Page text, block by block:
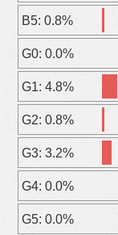
B5: 0.8%
G0: 0.0%
G1: 4.8%
G2: 0.8%
G3: 3.2%
G4: 0.0%
G5: 0.0%